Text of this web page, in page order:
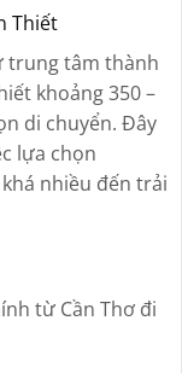
Thiết
trung tâm thành
khoảng 350 –
di chuyển. Đây
lựa chọn
nhiều đến trải
từ Cần Thơ đi